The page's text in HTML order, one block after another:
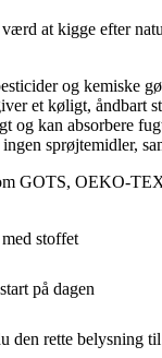
at kigge efter
og kemiske
et køligt, åndbart
og kan absorbere
sprøjtemidler,
GOTS, OEKO-
stoffet
på dagen
den rette belysning